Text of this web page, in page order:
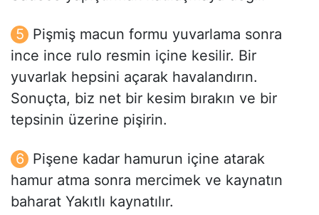
Pişmiş macun formu yuvarlama sonra
ince ince rulo resmin içine kesilir. Bir
yuvarlak hepsini açarak havalandırın.
Sonuçta, biz net bir kesim bırakın ve bir
tepsinin üzerine pişirin.
Pişene kadar hamurun içine atarak
hamur atma sonra mercimek ve kaynatın
baharat Yakıtlı kaynatılır.